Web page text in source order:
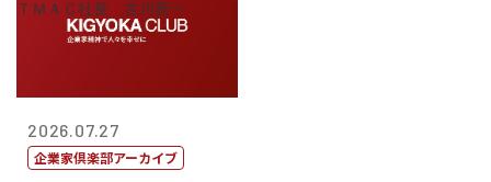
2026.07.27
企業家倶楽部アーカイブ